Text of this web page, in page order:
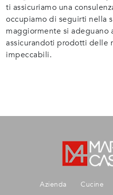
ti assicuriamo una
occupiamo di seguirti nella
maggiormente si adeguano
assicurandoti prodotti delle
impeccabili.
Azienda Cucine